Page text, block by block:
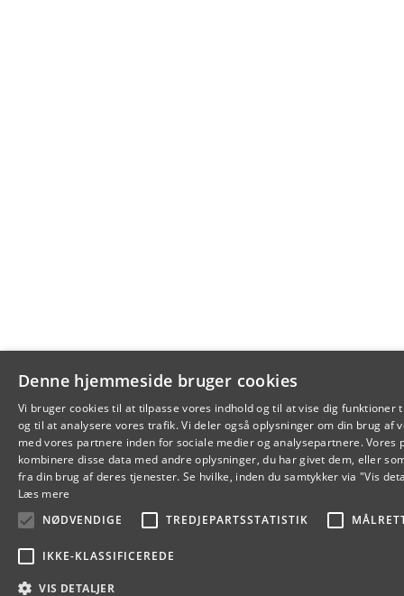
Denne hjemmeside bruger cookies
Vi bruger cookies til at tilpasse vores indhold og til at vise dig funktioner
og til at analysere vores trafik. Vi deler også oplysninger om din brug af
med vores partnere inden for sociale medier og analysepartnere. Vores
kombinere disse data med andre oplysninger, du har givet dem, eller
fra din brug af deres tjenester. Se hvilke, inden du samtykker via "Vis
Læs mere
NØDVENDIGE
TREDJEPARTSSTATISTIK
IKKE-KLASSIFICEREDE
VIS DETALJER